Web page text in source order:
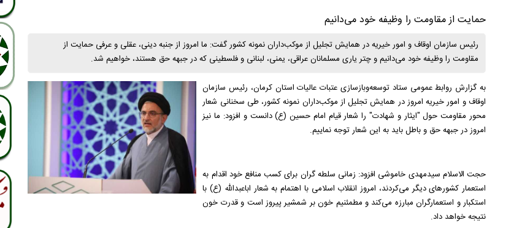
حمایت از مقاومت را وظیفه خود می‌دانیم
­رئیس سازمان اوقاف و امور خیریه در همایش تجلیل از موکب‌داران نمونه کشور گفت: ما امروز از جنبه دینی، عقلی و عرفی حمایت از
مقاومت را وظیفه خود می‌دانیم و چتر یاری مسلمانان عراقی، یمنی، لبنانی و فلسطینی که در جبهه حق هستند، خواهیم شد.
به گزارش روابط عمومی ستاد توسعه‌وبازسازی عتبات عالیات استان کرمان، رئیس سازمان
اوقاف و امور خیریه امروز در همایش تجلیل از موکب‌داران نمونه کشور، طی سخنانی شعار
محور مقاومت حول "ایثار و شهادت" را شعار قیام امام حسین (ع) دانست و افزود: ما نیز
امروز در جبهه حق و باطل باید به این شعار توجه نماییم.
حجت الاسلام سیدمهدی خاموشی افزود: زمانی سلطه گران برای کسب منافع خود اقدام به
استعمار کشور‌های دیگر می‌کردند، امروز انقلاب اسلامی با اهتمام به شعار اباعبدالله (ع) با
استکبار و استعمارگران مبارزه می‌کند و مطمئنیم خون بر شمشیر پیروز است و قدرت خون
نتیجه خواهد داد.